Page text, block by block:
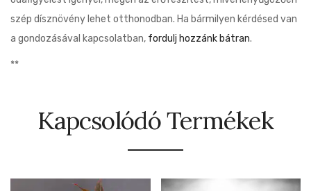
szép dísznövény lehet otthonodban. Ha bármilyen kérdésed van
a gondozásával kapcsolatban, fordulj hozzánk bátran.
**
Kapcsolódó Termékek